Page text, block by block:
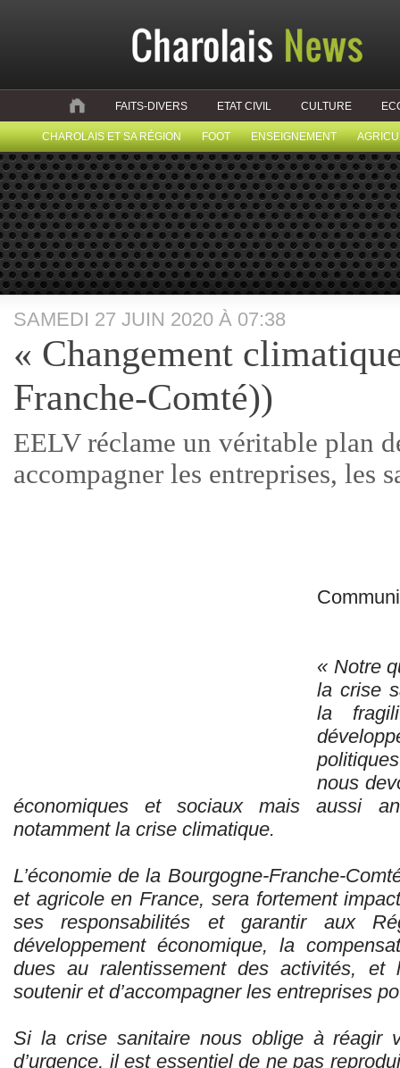
FAITS-DIVERS ETAT CIVIL CULTURE
CHAROLAIS ET SA RÉGION FOOT ENSEIGNEMENT
SAMEDI 27 JUIN 2020 À 07:38
« Changement
Franche-Comté))
EELV réclame un véritable plan
accompagner les entreprises, les
« Notre
la crise
la
nous
économiques et sociaux mais aussi
notamment la crise climatique.
L’économie de la Bourgogne-Franche-
et agricole en France, sera fortement
ses responsabilités et garantir aux
développement économique, la
dues au ralentissement des activités, et
soutenir et d’accompagner les entreprises
Si la crise sanitaire nous oblige à réagir
d’urgence, il est essentiel de ne pas